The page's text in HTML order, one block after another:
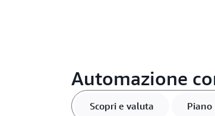
Automazione
Scopri e valuta Piano